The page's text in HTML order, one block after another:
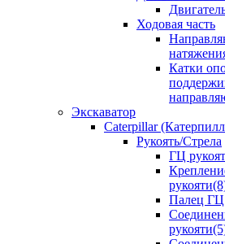
Ходовая часть
Катки
Экскаватор
Caterpillar
Рукоять/Стрела
ГЦ
Палец ГЦ